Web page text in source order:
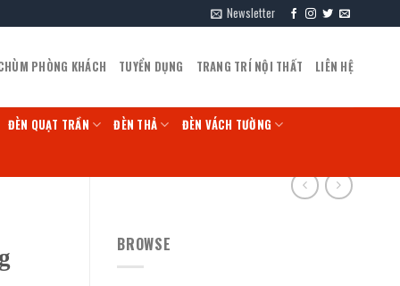
Newsletter
PHÒNG KHÁCH TUYỂN DỤNG TRANG TRÍ NỘI THẤT LIÊN HỆ
ĐÈN QUẠT TRẦN ĐÈN THẢ ĐÈN VÁCH TƯỜNG
BROWSE